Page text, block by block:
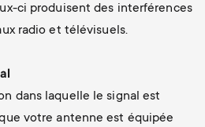
ci produisent des interférences
radio et télévisuels.
dans laquelle le signal est
votre antenne est équipée